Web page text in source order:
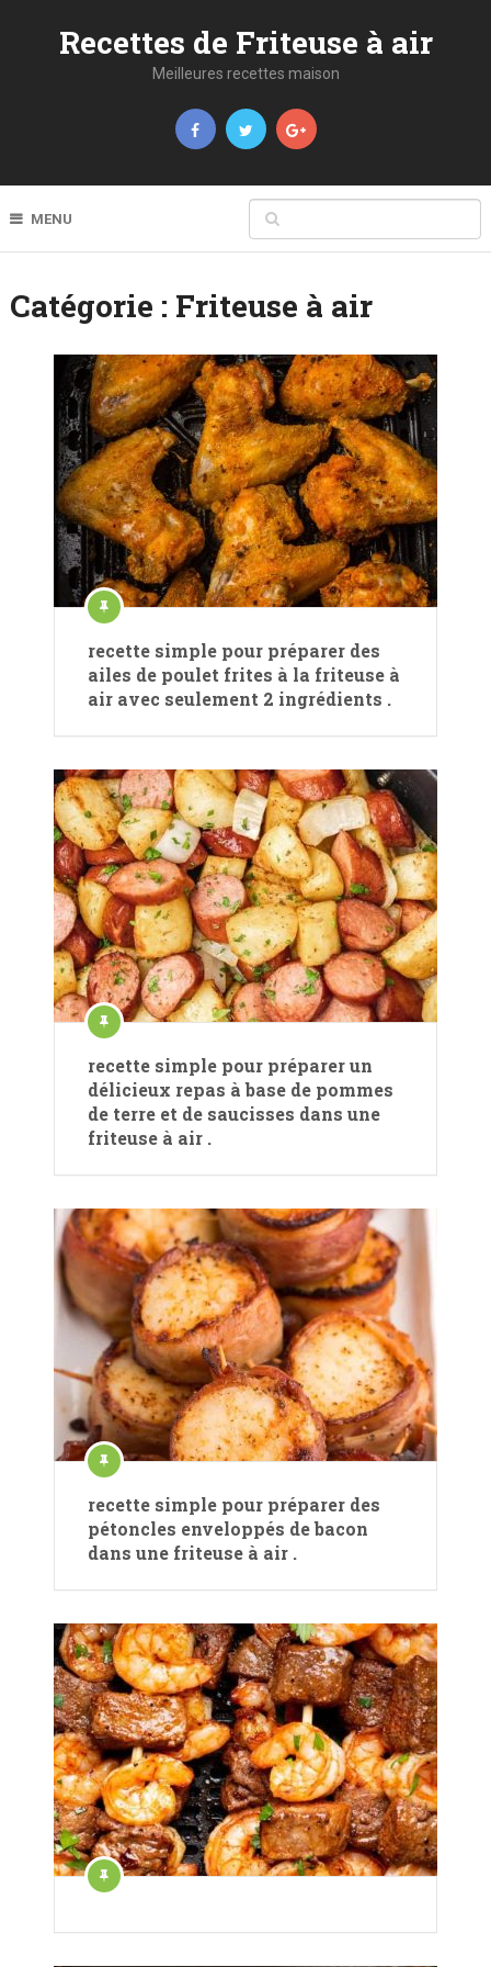
Recettes de Friteuse à air
Meilleures recettes maison
MENU
Catégorie : Friteuse à air
recette simple pour préparer des
ailes de poulet frites à la friteuse à
air avec seulement 2 ingrédients .
recette simple pour préparer un
délicieux repas à base de pommes
de terre et de saucisses dans une
friteuse à air .
recette simple pour préparer des
pétoncles enveloppés de bacon
dans une friteuse à air .